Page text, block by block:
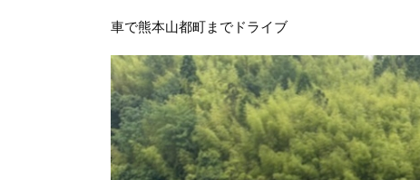
車で熊本山都町までドライブ